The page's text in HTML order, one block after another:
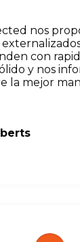
nos
con
y nos
la mejor